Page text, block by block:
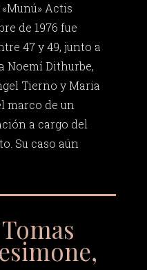
Actis
de 1976 fue
47 y 49, junto a
Noemí Dithurbe,
Tierno y Maria
marco de un
a cargo del
Su caso aún